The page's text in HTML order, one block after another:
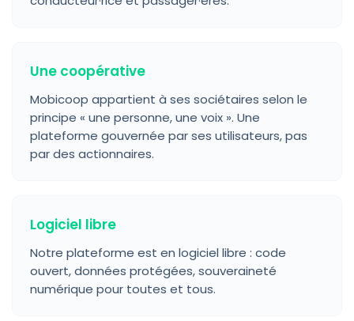
Une coopérative
Mobicoop appartient à ses sociétaires selon le
principe « une personne, une voix ». Une
plateforme gouvernée par ses utilisateurs, pas
par des actionnaires.
Logiciel libre
Notre plateforme est en logiciel libre : code
ouvert, données protégées, souveraineté
numérique pour toutes et tous.